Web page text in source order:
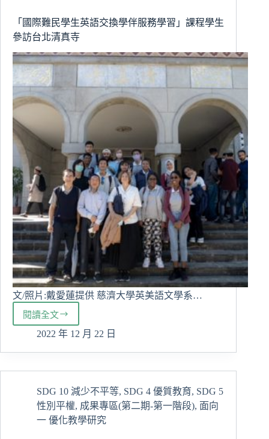
應
健
走
杖
環
島
「國際難民學生英語交換學伴服務學習」課程學生
參訪台北清真寺
文/照片:戴愛蓮提供 慈濟大學英美語文學系…
閱讀全文
「國
際
學
英
語
交
2022 年 12 月 22 日
SDG 10 減少不平等, SDG 4 優質教育, SDG 5
性別平權, 成果專區(第二期-第一階段), 面向
一 優化教學研究